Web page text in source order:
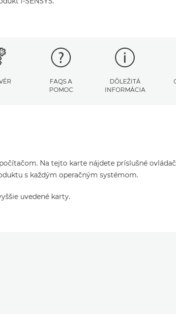
FAQS A
POMOC
DÔLEŽITÁ
INFORMÁCIA
Na tejto karte nájdete príslušné
s každým operačným systémom.
uvedené karty.